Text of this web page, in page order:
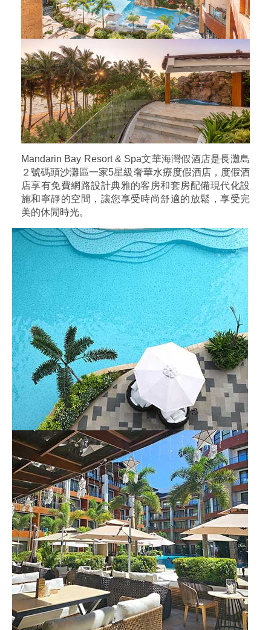
Mandarin Bay Resort & Spa文華海灣假酒店是長灘島
２號碼頭沙灘區一家5星級奢華水療度假酒店，度假酒
店享有免費網路設計典雅的客房和套房配備現代化設
施和寧靜的空間，讓您享受時尚舒適的放鬆，享受完
美的休閒時光。